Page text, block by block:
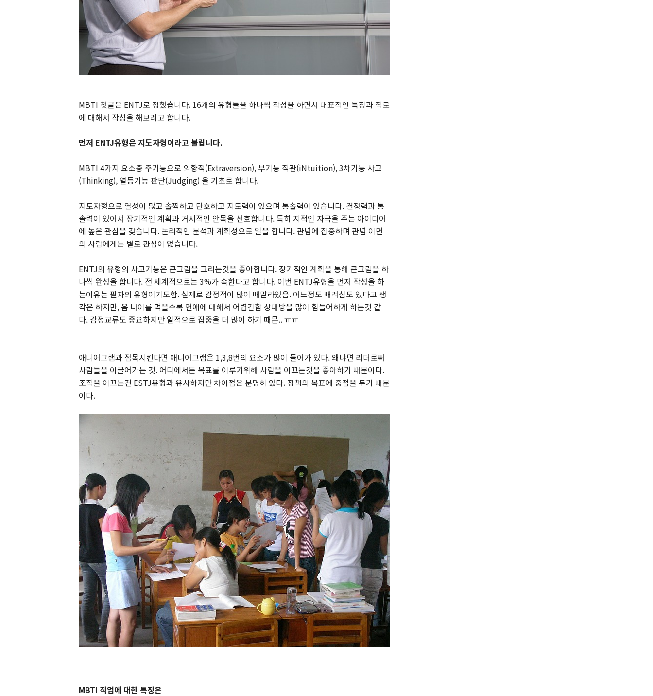
MBTI 첫글은 ENTJ로 정했습니다. 16개의 유형들을 하나씩 작성을 하면서 대표적인 특징과 직로
에 대해서 작성을 해보려고 합니다.
먼저 ENTJ유형은 지도자형이라고 불립니다.
MBTI 4가지 요소중 주기능으로 외향적(Extraversion), 부기능 직관(iNtuition), 3차기능 사고
(Thinking), 열등기능 판단(Judging) 을 기초로 합니다.
지도자형으로 열성이 많고 솔찍하고 단호하고 지도력이 있으며 통솔력이 있습니다. 결정력과 통
솔력이 있어서 장기적인 계획과 거시적인 안목을 선호합니다. 특히 지적인 자극을 주는 아이디어
에 높은 관심을 갖습니다. 논리적인 분석과 계획성으로 일을 합니다. 관념에 집중하며 관념 이면
의 사람에게는 별로 관심이 없습니다.
ENTJ의 유형의 사고기능은 큰그림을 그리는것을 좋아합니다. 장기적인 계획을 통해 큰그림을 하
나씩 완성을 합니다. 전 세계적으로는 3%가 속한다고 합니다. 이번 ENTJ유형을 먼저 작성을 하
는이유는 필자의 유형이기도함. 실제로 감정적이 많이 매말라있음. 어느정도 배려심도 있다고 생
각은 하지만, 음 나이를 먹을수록 연애에 대해서 어렵긴함 상대방을 많이 힘들어하게 하는것 같
다. 감정교류도 중요하지만 일적으로 집중을 더 많이 하기 때문.. ㅠㅠ
애니어그램과 점목시킨다면 애니어그램은 1,3,8번의 요소가 많이 들어가 있다. 왜냐면 리더로써
사람들을 이끌어가는 것. 어디에서든 목표를 이루기위해 사람을 이끄는것을 좋아하기 때문이다.
조직을 이끄는건 ESTJ유형과 유사하지만 차이점은 분명히 있다. 정책의 목표에 중점을 두기 때문
이다.
MBTI 직업에 대한 특징은